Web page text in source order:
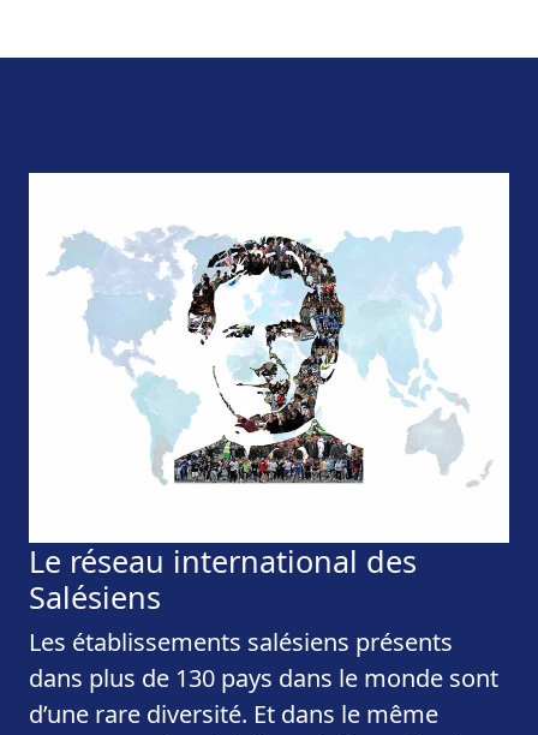
Le réseau international des
Salésiens
Les établissements salésiens présents
dans plus de 130 pays dans le monde sont
d’une rare diversité. Et dans le même